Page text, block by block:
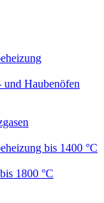
und Haubenöfen
bis 1400 °C
1800 °C